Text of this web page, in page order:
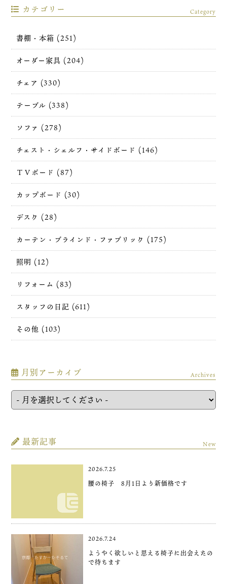
カテゴリー Category
書棚・本箱 (251)
オーダー家具 (204)
チェア (330)
テーブル (338)
ソファ (278)
チェスト・シェルフ・サイドボード (146)
ＴＶボード (87)
カップボード (30)
デスク (28)
カーテン・ブラインド・ファブリック (175)
照明 (12)
リフォーム (83)
スタッフの日記 (611)
その他 (103)
月別アーカイブ Archives
最新記事 New
2026.7.25
腰の椅子 8月1日より新価格です
2026.7.24
ようやく欲しいと思える椅子に出会えたの
で待ちます